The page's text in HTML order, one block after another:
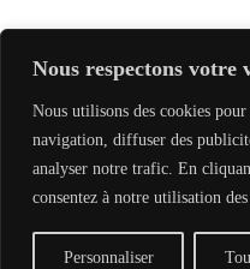
Nous respectons votre
Nous utilisons des cookies
navigation, diffuser des
analyser notre trafic. En
consentez à notre utilisation
Personnaliser